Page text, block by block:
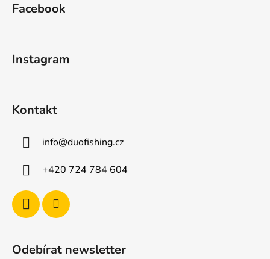
Facebook
Instagram
Kontakt
info@duofishing.cz
+420 724 784 604
Odebírat newsletter